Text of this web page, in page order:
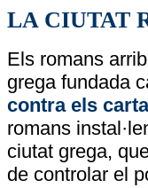
LA CIUTAT
Els romans
grega fundada
contra els
romans
ciutat grega,
de controlar el